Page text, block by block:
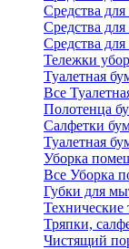
Средства
Средства
Средства для
Тележки
Туалетная
Все
Полотенца
Салфетки
Туалетная
Уборка
Все Уборка
Губки для
Технические
Тряпки,
Чистящий